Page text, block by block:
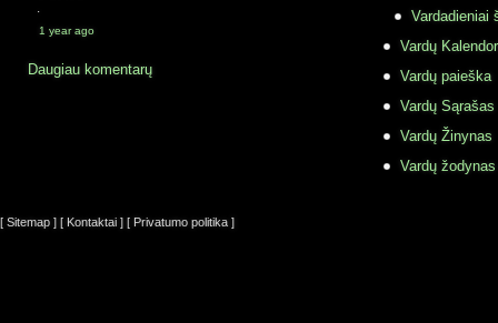
·
1 year ago
Daugiau komentarų
Vardadieniai
Vardų
Vardų paieška
Vardų Sąrašas
Vardų Žinynas
Vardų
[ Sitemap ] [ Kontaktai ] [ Privatumo politika ]